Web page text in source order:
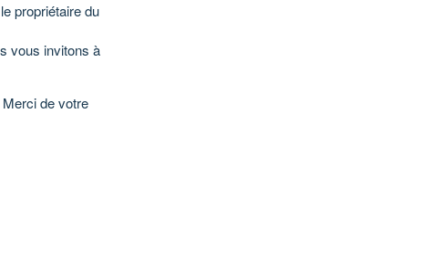
propriétaire du
vous invitons à
de votre